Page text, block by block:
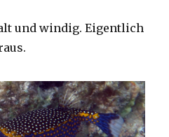
und windig. Eigentlich